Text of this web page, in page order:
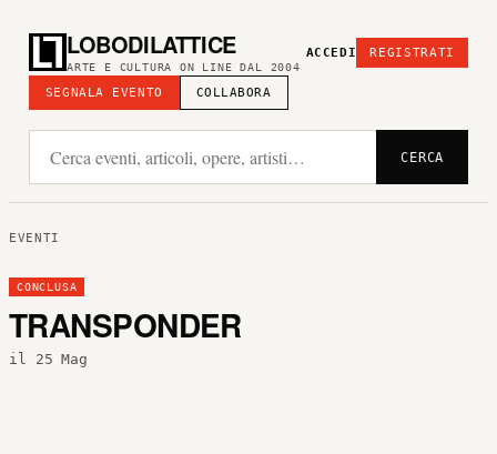
LOBODILATTICE
ARTE E CULTURA ON LINE DAL 2004
SEGNALA EVENTO COLLABORA
ACCEDI REGISTRATI
CERCA
EVENTI
CONCLUSA
TRANSPONDER
il 25 Mag